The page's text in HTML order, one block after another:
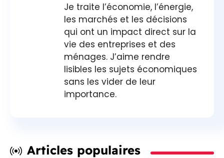
Je traite l’économie, l’énergie,
les marchés et les décisions
qui ont un impact direct sur la
vie des entreprises et des
ménages. J’aime rendre
lisibles les sujets économiques
sans les vider de leur
importance.
Articles populaires